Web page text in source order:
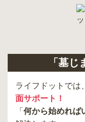
「墓
ライフドットでは、
面サポート！
「 何から始めれば